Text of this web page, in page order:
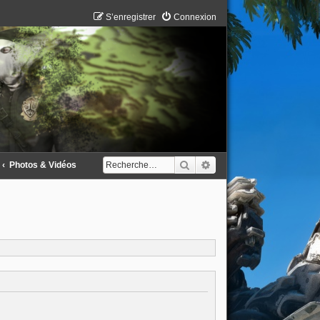
Connexion
S’enregistrer
Rechercher
Photos & Vidéos